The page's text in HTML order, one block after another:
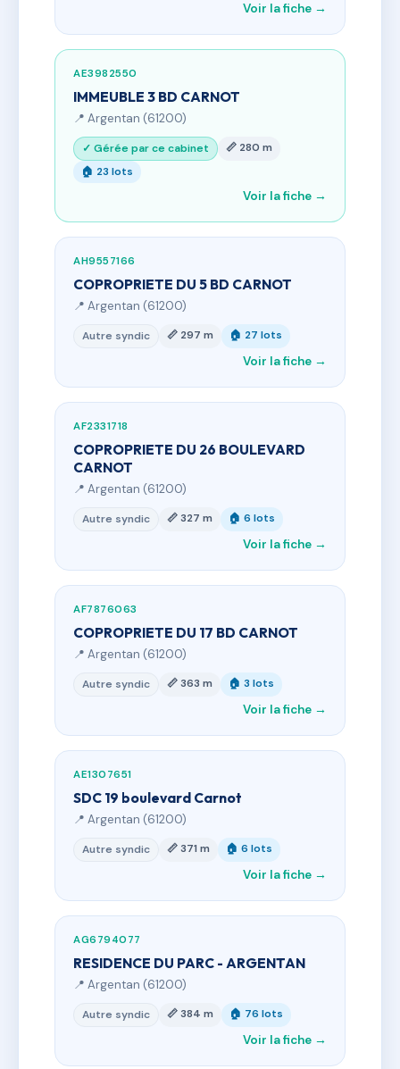
Voir la fiche →
AE3982550
IMMEUBLE 3 BD CARNOT
📍 Argentan (61200)
✓ Gérée par ce cabinet
📏 280 m
🏠 23 lots
Voir la fiche →
AH9557166
COPROPRIETE DU 5 BD CARNOT
📍 Argentan (61200)
Autre syndic 📏 297 m 🏠 27 lots
Voir la fiche →
AF2331718
COPROPRIETE DU 26 BOULEVARD
CARNOT
📍 Argentan (61200)
Autre syndic 📏 327 m 🏠 6 lots
Voir la fiche →
AF7876063
COPROPRIETE DU 17 BD CARNOT
📍 Argentan (61200)
Autre syndic 📏 363 m 🏠 3 lots
Voir la fiche →
AE1307651
SDC 19 boulevard Carnot
📍 Argentan (61200)
Autre syndic 📏 371 m 🏠 6 lots
Voir la fiche →
AG6794077
RESIDENCE DU PARC - ARGENTAN
📍 Argentan (61200)
Autre syndic 📏 384 m 🏠 76 lots
Voir la fiche →